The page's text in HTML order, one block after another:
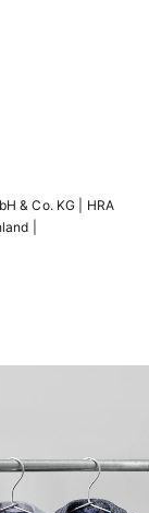
& Co. KG | HRA
|